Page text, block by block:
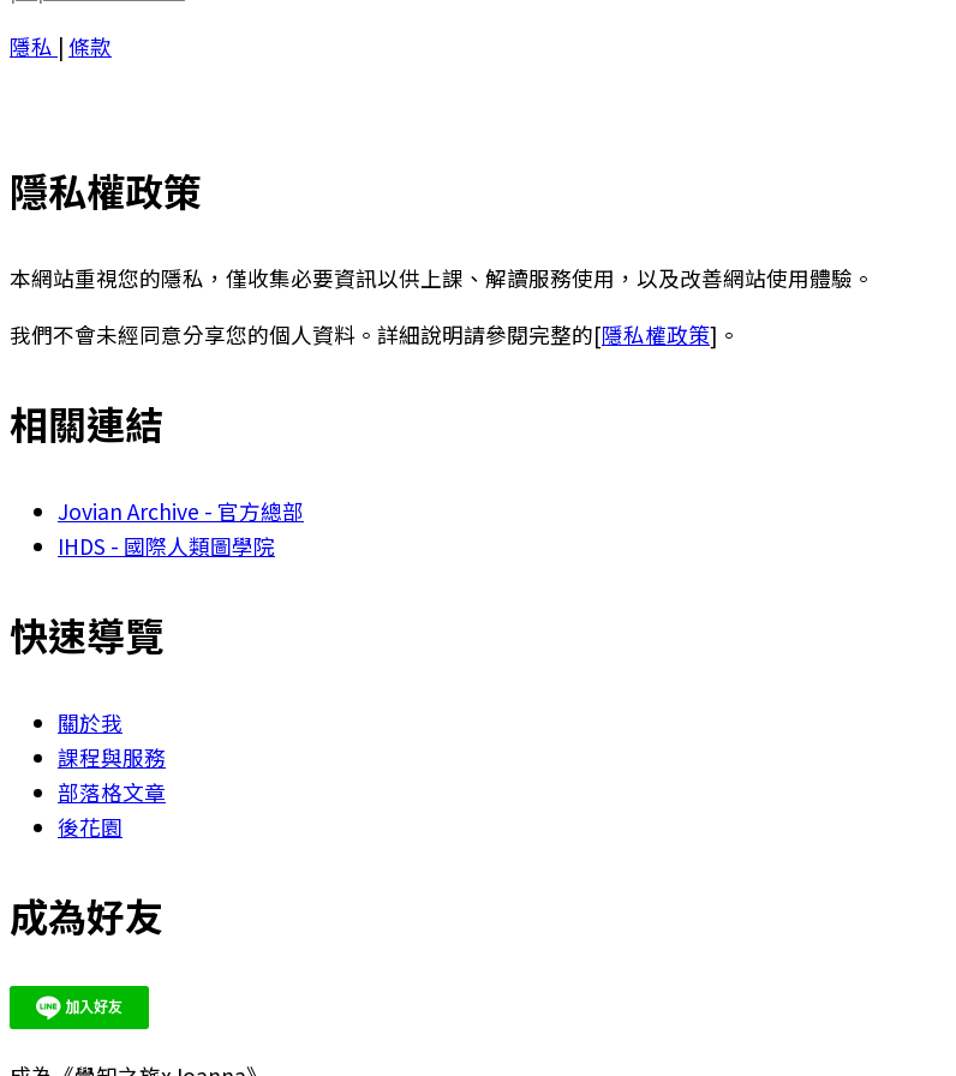
隱私 | 條款
隱私權政策
本網站重視您的隱私，僅收集必要資訊以供上課、解讀服務使用，以及改善網站使用體驗。
我們不會未經同意分享您的個人資料。詳細說明請參閱完整的[隱私權政策]。
相關連結
Jovian Archive - 官方總部
IHDS - 國際人類圖學院
快速導覽
關於我
課程與服務
部落格文章
後花園
成為好友